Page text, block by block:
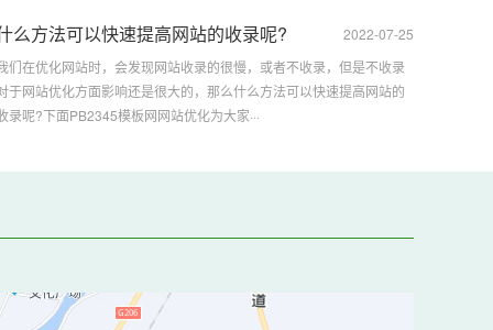
2022-07-25
么方法可以快速提高网站的收录呢?
们在优化网站时，会发现网站收录的很慢，或者不收录，但是不收录
于网站优化方面影响还是很大的，那么什么方法可以快速提高网站的
录呢?下面PB2345模板网网站优化为大家···